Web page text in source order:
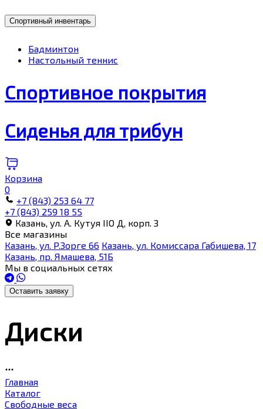
Спортивный инвентарь
Бадминтон
Настольный теннис
Спортивное покрытия
Сиденья для трибун
Корзина
0
+7 (843) 253 64 77
+7 (843) 259 18 55
Казань, ул. А. Кутуя IIO Д, корп. З
Все магазины
Казань, ул. Р.Зорге 66 Казань, ул. Комиссара Габишева, 17
Казань, пр. Ямашева, 51Б
Мы в социальных сетях
Оставить заявку
Диски
Главная
Каталог
Свободные веса